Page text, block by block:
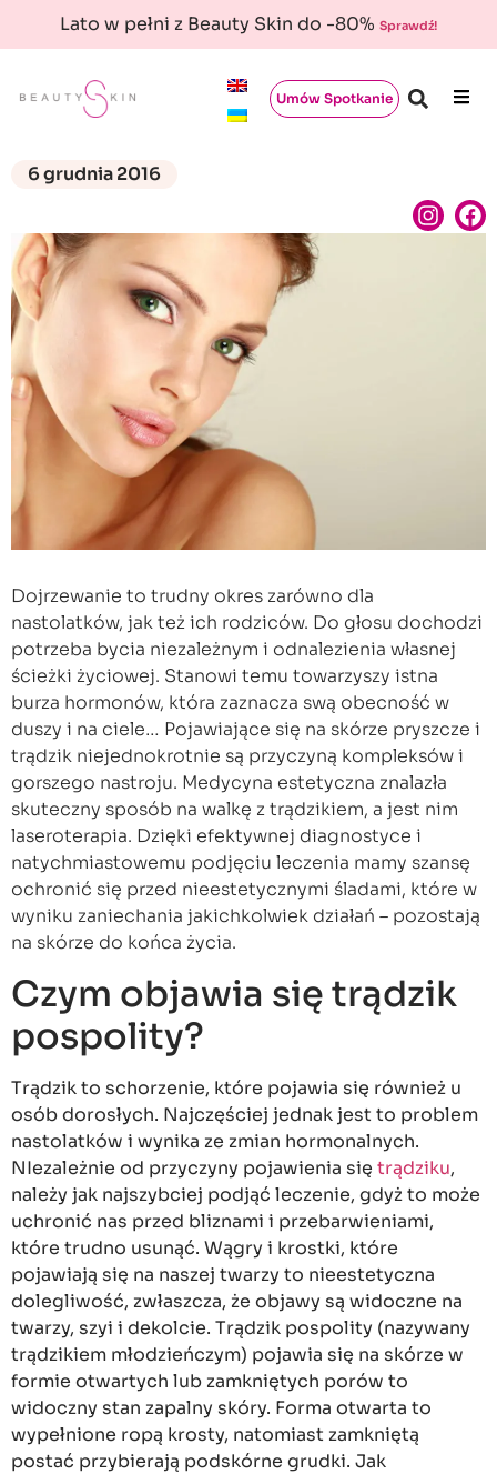
Lato w pełni z Beauty Skin do -80% Sprawdź!
Umów Spotkanie
6 grudnia 2016
Dojrzewanie to trudny okres zarówno dla
nastolatków, jak też ich rodziców. Do głosu dochodzi
potrzeba bycia niezależnym i odnalezienia własnej
ścieżki życiowej. Stanowi temu towarzyszy istna
burza hormonów, która zaznacza swą obecność w
duszy i na ciele… Pojawiające się na skórze pryszcze i
trądzik niejednokrotnie są przyczyną kompleksów i
gorszego nastroju. Medycyna estetyczna znalazła
skuteczny sposób na walkę z trądzikiem, a jest nim
laseroterapia. Dzięki efektywnej diagnostyce i
natychmiastowemu podjęciu leczenia mamy szansę
ochronić się przed nieestetycznymi śladami, które w
wyniku zaniechania jakichkolwiek działań – pozostają
na skórze do końca życia.
Czym objawia się trądzik
pospolity?
Trądzik to schorzenie, które pojawia się również u
osób dorosłych. Najczęściej jednak jest to problem
nastolatków i wynika ze zmian hormonalnych.
NIezależnie od przyczyny pojawienia się trądziku,
należy jak najszybciej podjąć leczenie, gdyż to może
uchronić nas przed bliznami i przebarwieniami,
które trudno usunąć. Wągry i krostki, które
pojawiają się na naszej twarzy to nieestetyczna
dolegliwość, zwłaszcza, że objawy są widoczne na
twarzy, szyi i dekolcie. Trądzik pospolity (nazywany
trądzikiem młodzieńczym) pojawia się na skórze w
formie otwartych lub zamkniętych porów to
widoczny stan zapalny skóry. Forma otwarta to
wypełnione ropą krosty, natomiast zamkniętą
postać przybierają podskórne grudki. Jak